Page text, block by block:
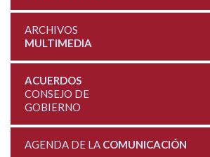
ARCHIVOS
MULTIMEDIA
ACUERDOS
CONSEJO DE
GOBIERNO
AGENDA DE LA COMUNICACIÓN